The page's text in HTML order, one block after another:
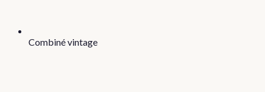
Combiné vintage